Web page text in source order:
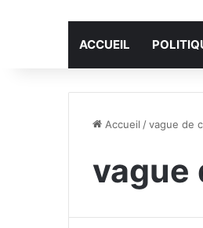
ACCUEIL
Accueil /vague de
vague